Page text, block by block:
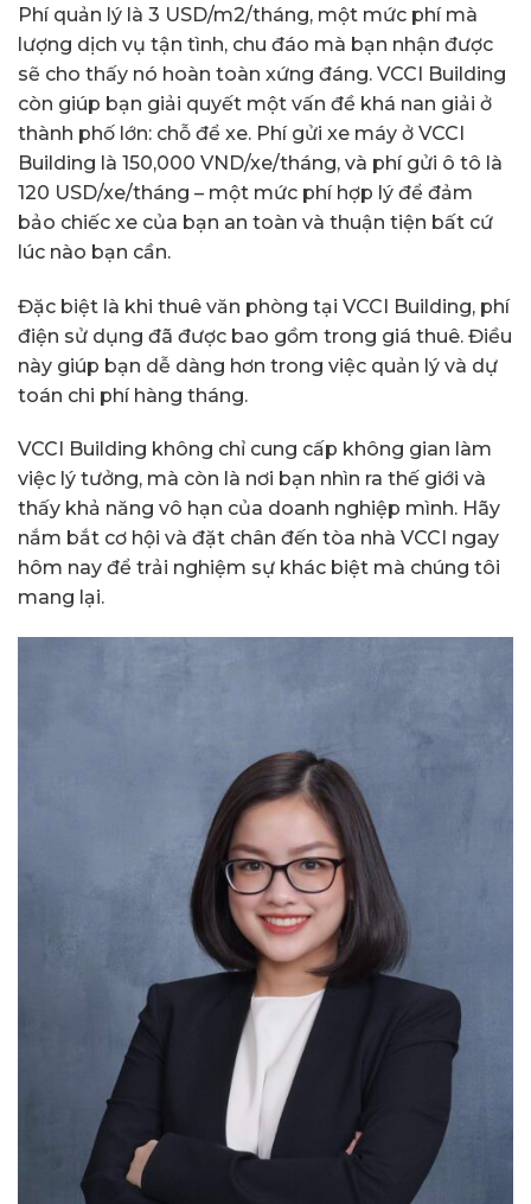
Phí quản lý là 3 USD/m2/tháng, một mức phí mà
lượng dịch vụ tận tình, chu đáo mà bạn nhận được
sẽ cho thấy nó hoàn toàn xứng đáng. VCCI Building
còn giúp bạn giải quyết một vấn đề khá nan giải ở
thành phố lớn: chỗ để xe. Phí gửi xe máy ở VCCI
Building là 150,000 VND/xe/tháng, và phí gửi ô tô là
120 USD/xe/tháng – một mức phí hợp lý để đảm
bảo chiếc xe của bạn an toàn và thuận tiện bất cứ
lúc nào bạn cần.
Đặc biệt là khi thuê văn phòng tại VCCI Building, phí
điện sử dụng đã được bao gồm trong giá thuê. Điều
này giúp bạn dễ dàng hơn trong việc quản lý và dự
toán chi phí hàng tháng.
VCCI Building không chỉ cung cấp không gian làm
việc lý tưởng, mà còn là nơi bạn nhìn ra thế giới và
thấy khả năng vô hạn của doanh nghiệp mình. Hãy
nắm bắt cơ hội và đặt chân đến tòa nhà VCCI ngay
hôm nay để trải nghiệm sự khác biệt mà chúng tôi
mang lại.